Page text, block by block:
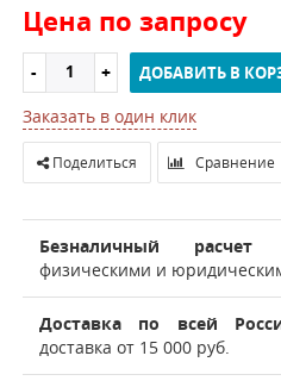
Цена по запросу
ДОБАВИТЬ В
Заказать в один клик
Поделиться Сравнение
Безналичный расчет
физическими и
Доставка по всей
доставка от 15 000 руб.